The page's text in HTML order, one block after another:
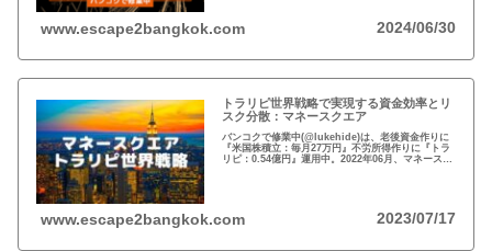
www.escape2bangkok.com 2024/06/30
トラリピ世界戦略で実現する資金効率とリ
スク分散：マネースクエア
バンコクで修業中(@lukehide)は、老後資金作りに
『米国株積立：毎月27万円』不労所得作りに『トラ
リピ：0.54億円』運用中。2022年06月、マネースク
www.escape2bangkok.com 2023/07/17